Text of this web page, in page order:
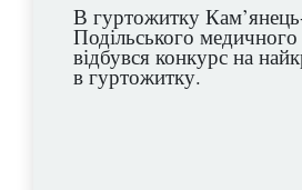
В гуртожитку
Подільського
відбувся конкурс на
в гуртожитку.